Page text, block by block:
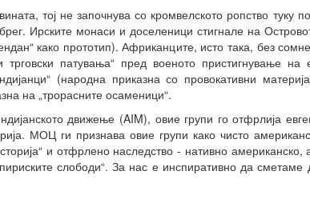
тој не започнува со кромвелското ропство туку
Ирските монаси и доселеници стигнале на
како прототип). Африканците, исто така, без
патувања“ пред военото пристигнување на
(народна приказна со провокативни
на „трорасните осаменици“.
движење (AIM), овие групи го отфрлија
МОЦ ги признава овие групи како чисто
и отфрлено наследство - нативно
слободи“. За нас е инспиративно да